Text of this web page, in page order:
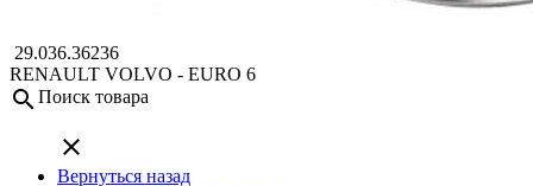
29.036.36236
RENAULT VOLVO - EURO 6
search Поиск товара
close
Вернуться назад